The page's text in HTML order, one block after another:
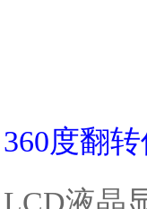
工作温湿
电子360